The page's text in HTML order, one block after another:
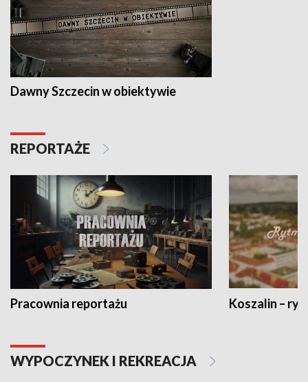
Dawny Szczecin w obiektywie
REPORTAŻE
Pracownia reportażu Koszalin –
WYPOCZYNEK I REKREACJA